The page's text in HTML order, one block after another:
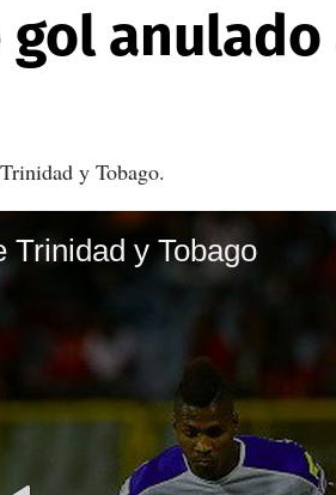
gol
y Tobago.
Trinidad y Tobago